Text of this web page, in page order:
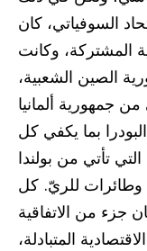
السوفياتي، كان
المشتركة، وكانت
الصين الشعبية،
جمهورية ألمانيا
بما يكفي كل
تأتي من بولندا
وطائرات للريّ. كل
جزء من الاتفاقية
المتبادلة،